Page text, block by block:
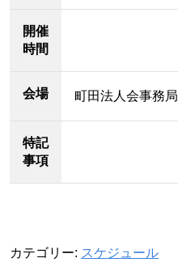
開催
時間
会場 町田法人会事務局
特記
事項
カテゴリー: スケジュール